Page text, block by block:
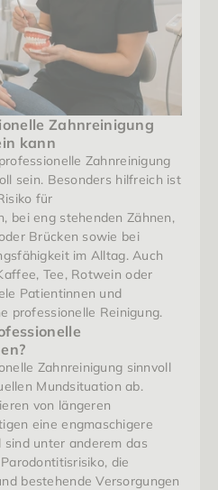
Zahnreinigung
kann
Zahnreinigung
sein. Besonders hilfreich ist
für
bei eng stehenden Zähnen,
Brücken sowie bei
im Alltag. Auch
Tee, Rotwein oder
Patientinnen und
professionelle Reinigung.
Zahnreinigung sinnvoll
Mundsituation ab.
von längeren
eine engmaschigere
unter anderem das
die
bestehende Versorgungen